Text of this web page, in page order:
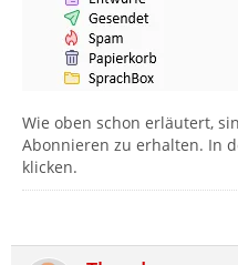
Wie oben schon erläutert,
Abonnieren zu erhalten. In
klicken.